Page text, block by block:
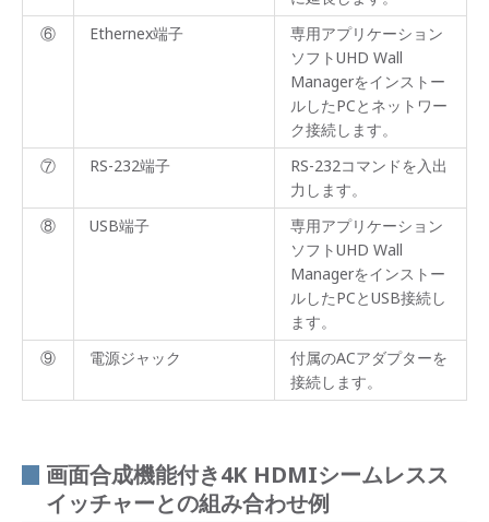
⑥
Ethernex端子
専用アプリケーション
ソフトUHD Wall
Managerをインストー
ルしたPCとネットワー
ク接続します。
⑦
RS-232端子
RS-232コマンドを入出
力します。
⑧
USB端子
専用アプリケーション
ソフトUHD Wall
Managerをインストー
ルしたPCとUSB接続し
ます。
⑨
電源ジャック
付属のACアダプターを
接続します。
画面合成機能付き4K HDMIシームレスス
イッチャーとの組み合わせ例